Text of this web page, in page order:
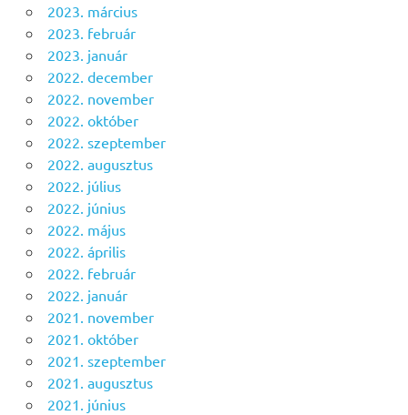
2023. március
2023. február
2023. január
2022. december
2022. november
2022. október
2022. szeptember
2022. augusztus
2022. július
2022. június
2022. május
2022. április
2022. február
2022. január
2021. november
2021. október
2021. szeptember
2021. augusztus
2021. június